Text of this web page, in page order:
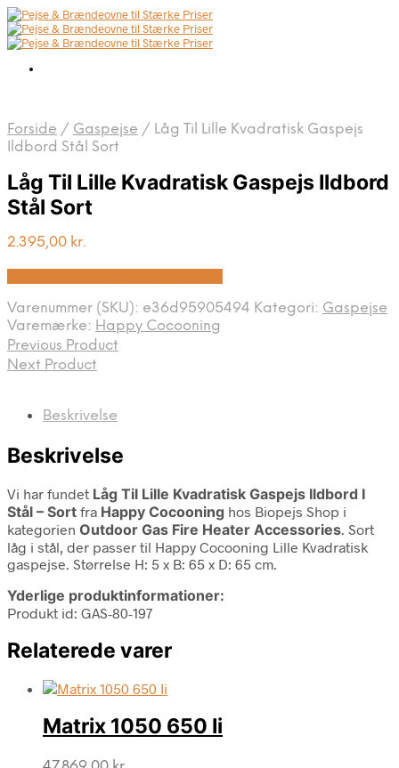
Forside / Gaspejse / Låg Til Lille Kvadratisk Gaspejs
Ildbord Stål Sort
Låg Til Lille Kvadratisk Gaspejs Ildbord
Stål Sort
2.395,00 kr.
Varenummer (SKU): e36d95905494 Kategori: Gaspejse
Varemærke: Happy Cocooning
Previous Product
Next Product
Beskrivelse
Beskrivelse
Vi har fundet Låg Til Lille Kvadratisk Gaspejs Ildbord I
Stål – Sort fra Happy Cocooning hos Biopejs Shop i
kategorien Outdoor Gas Fire Heater Accessories. Sort
låg i stål, der passer til Happy Cocooning Lille Kvadratisk
gaspejse. Størrelse H: 5 x B: 65 x D: 65 cm.
Yderlige produktinformationer:
Produkt id: GAS-80-197
Relaterede varer
Matrix 1050 650 Ii